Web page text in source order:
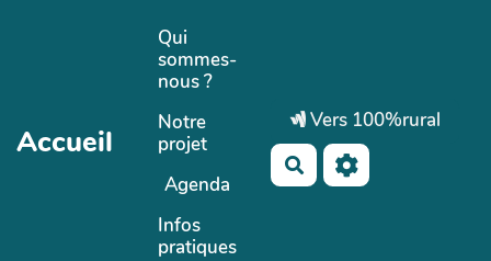
Aller au contenu principal
Accueil
Qui
sommes-
nous ?
Notre
projet
Agenda
Infos
pratiques
Vers 100%rural
Rechercher